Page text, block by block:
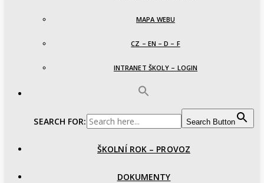
MAPA WEBU
CZ – EN – D – F
INTRANET ŠKOLY – LOGIN
SEARCH FOR: Search Button
ŠKOLNÍ ROK – PROVOZ
DOKUMENTY